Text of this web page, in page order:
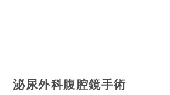
泌尿外科腹腔鏡手術